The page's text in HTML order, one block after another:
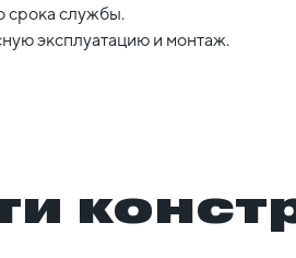
срока службы.
эксплуатацию и монтаж.